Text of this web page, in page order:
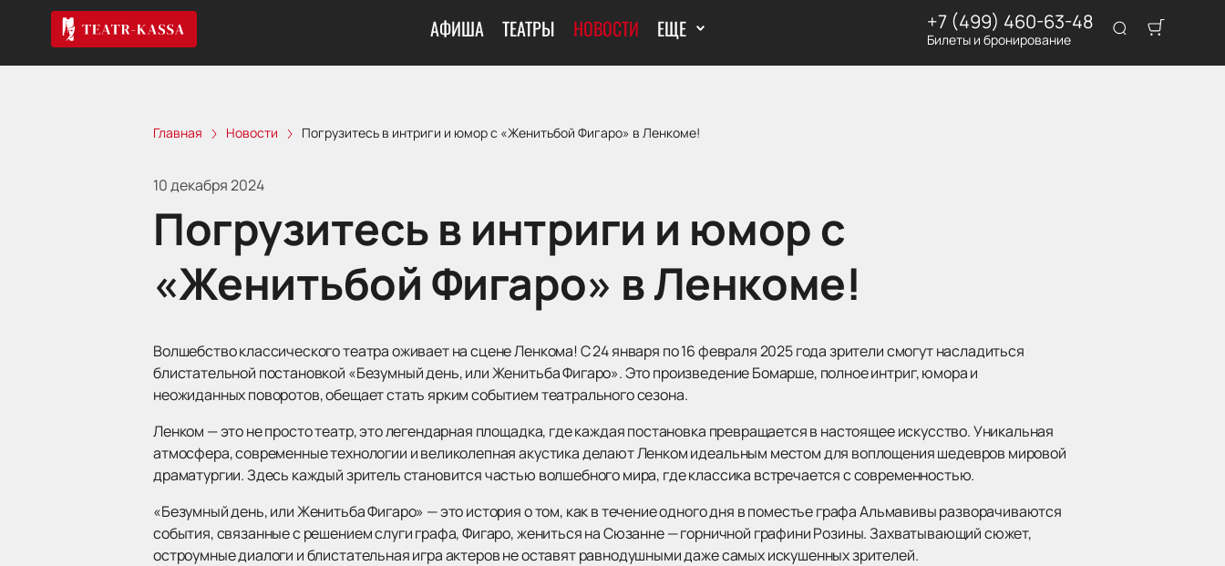
АФИША ТЕАТРЫ НОВОСТИ ЕЩЕ +7 (499) 460-63-48
Билеты и бронирование
Главная Новости Погрузитесь в интриги и юмор с «Женитьбой Фигаро» в Ленкоме!
10 декабря 2024
Погрузитесь в интриги и юмор с
«Женитьбой Фигаро» в Ленкоме!
Волшебство классического театра оживает на сцене Ленкома! С 24 января по 16 февраля 2025 года зрители смогут насладиться
блистательной постановкой «Безумный день, или Женитьба Фигаро». Это произведение Бомарше, полное интриг, юмора и
неожиданных поворотов, обещает стать ярким событием театрального сезона.
Ленком — это не просто театр, это легендарная площадка, где каждая постановка превращается в настоящее искусство. Уникальная
атмосфера, современные технологии и великолепная акустика делают Ленком идеальным местом для воплощения шедевров мировой
драматургии. Здесь каждый зритель становится частью волшебного мира, где классика встречается с современностью.
«Безумный день, или Женитьба Фигаро» — это история о том, как в течение одного дня в поместье графа Альмавивы разворачиваются
события, связанные с решением слуги графа, Фигаро, жениться на Сюзанне — горничной графини Розины. Захватывающий сюжет,
остроумные диалоги и блистательная игра актеров не оставят равнодушными даже самых искушенных зрителей.